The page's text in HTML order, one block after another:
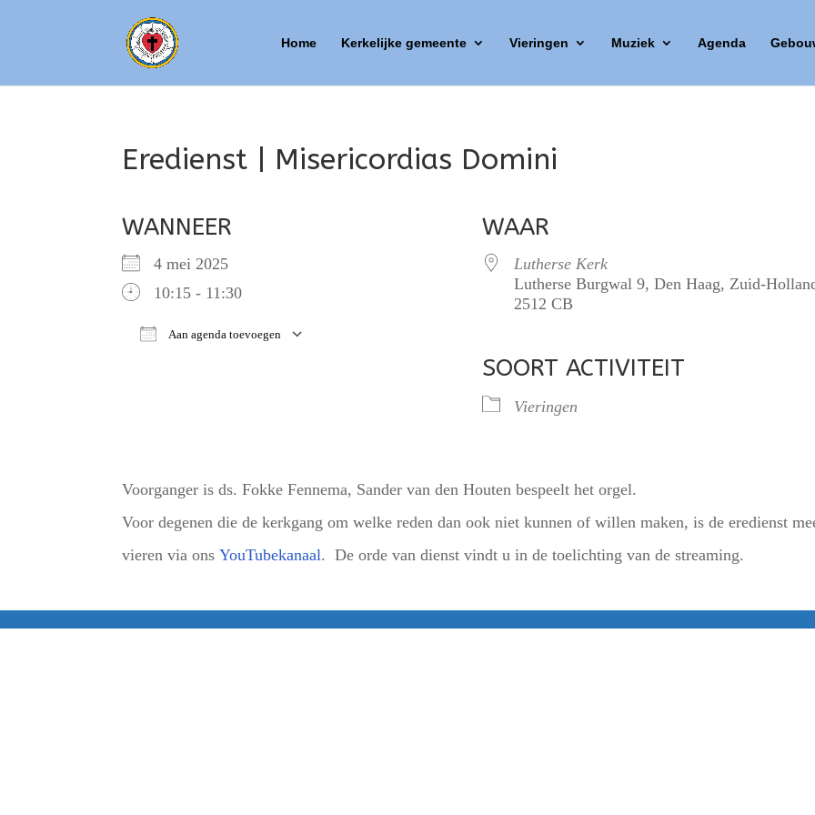
Home Kerkelijke gemeente Vieringen Muziek Agenda
Eredienst | Misericordias Domini
WANNEER
4 mei 2025
10:15 - 11:30
Aan agenda toevoegen
iCalendar
WAAR
Lutherse Kerk
Lutherse Burgwal 9, Den Haag, Zuid-
2512 CB
SOORT ACTIVITEIT
Vieringen
Voorganger is ds. Fokke Fennema, Sander van den Houten bespeelt het orgel.
Voor degenen die de kerkgang om welke reden dan ook niet kunnen of willen maken, is de eredienst
vieren via onsYouTubekanaal. De orde van dienst vindt u in de toelichting van de streaming.